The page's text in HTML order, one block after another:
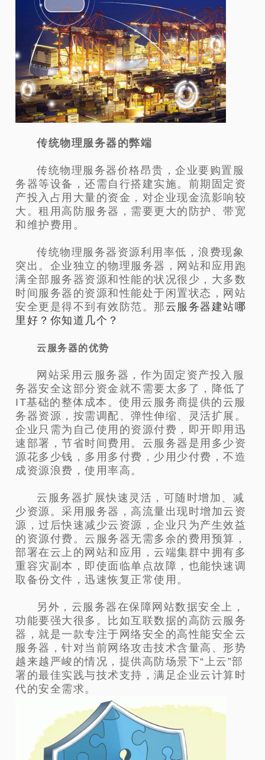
传统物理服务器的弊端
传统物理服务器价格昂贵，企业要购置服
务器等设备，还需自行搭建实施。前期固定资
产投入占用大量的资金，对企业现金流影响较
大。租用高防服务器，需要更大的防护、带宽
和维护费用。
传统物理服务器资源利用率低，浪费现象
突出。企业独立的物理服务器，网站和应用跑
满全部服务器资源和性能的状况很少，大多数
时间服务器的资源和性能处于闲置状态，网站
安全更是得不到有效防范。那 云服务器建站哪
里好？你知道几个？
云服务器的优势
网站采用云服务器，作为固定资产投入服
务器安全这部分资金就不需要太多了，降低了
IT基础的整体成本。使用云服务商提供的云服
务器资源，按需调配、弹性伸缩、灵活扩展。
企业只需为自己使用的资源付费，即开即用迅
速部署，节省时间费用。云服务器是用多少资
源花多少钱，多用多付费，少用少付费，不造
成资源浪费，使用率高。
云服务器扩展快速灵活，可随时增加、减
少资源。采用服务器，高流量出现时增加云资
源，过后快速减少云资源，企业只为产生效益
的资源付费。云服务器无需多余的费用预算，
部署在云上的网站和应用，云端集群中拥有多
重容灾副本，即使面临单点故障，也能快速调
取备份文件，迅速恢复正常使用。
另外，云服务器在保障网站数据安全上，
功能要强大很多。比如互联数据的高防云服务
器，就是一款专注于网络安全的高性能安全云
服务器，针对当前网络攻击技术含量高、形势
越来越严峻的情况，提供高防场景下“上云”部
署的最佳实践与技术支持，满足企业云计算时
代的安全需求。